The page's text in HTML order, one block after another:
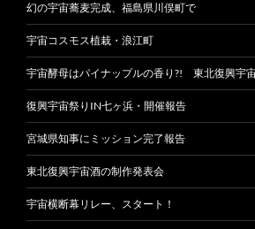
幻の宇宙蕎麦完成、福島県川俣町で
宇宙コスモス植栽・浪江町
宇宙酵母はパイナップルの香り?! 東北復興宇
復興宇宙祭りIN七ヶ浜・開催報告
宮城県知事にミッション完了報告
東北復興宇宙酒の制作発表会
宇宙横断幕リレー、スタート！